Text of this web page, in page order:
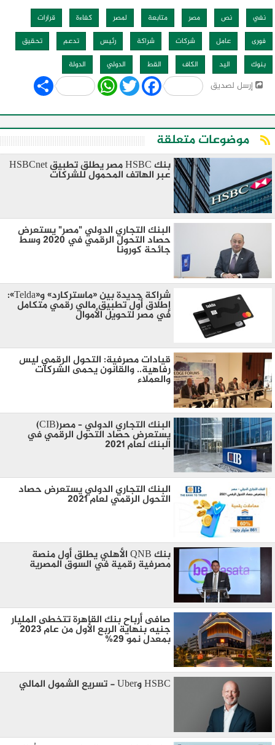
نفي نص مصر متابعة لمصر كفاءة
قرارات
فورى
عامل شركات شراكة رئيس تدعم
تحقيق
بنوك
اليد الكاف القط الدولي الدولة
إرسل لصديق Share WhatsApp
Twitter Facebook
موضوعات متعلقة
بنك HSBC مصر يطلق تطبيق HSBCnet
عبر الهاتف المحمول للشركات
البنك التجاري الدولي "مصر" يستعرض
حصاد التحول الرقمي في 2020 وسط
جائحة كورونا
شراكة جديدة بين «ماستركارد» و«Telda»:
إطلاق أول تطبيق مالي رقمي متكامل
في مصر لتحويل الأموال
قيادات مصرفية: التحول الرقمي ليس
رفاهية.. والقانون يحمى الشركات
والعملاء
البنك التجاري الدولي – مصر(CIB)
يستعرض حصاد التحول الرقمي في
البنك لعام 2021
البنك التجاري الدولي يستعرض حصاد
التحول الرقمي لعام 2021
بنك QNB الأهلي يطلق أول منصة
مصرفية رقمية في السوق المصرية
صافى أرباح بنك القاهرة تتخطى المليار
جنيه بنهاية الربع الأول من عام 2023
بمعدل نمو 29%
HSBC وUber - تسريع الشمول المالي